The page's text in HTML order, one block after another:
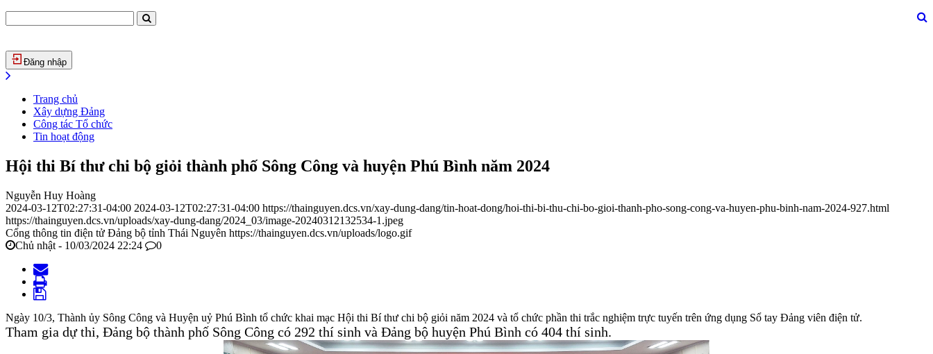
Đăng nhập
Trang chủ
Xây dựng Đảng
Công tác Tổ chức
Tin hoạt động
Hội thi Bí thư chi bộ giỏi thành phố Sông Công và huyện Phú Bình năm 2024
Nguyễn Huy Hoàng
2024-03-12T02:27:31-04:00 2024-03-12T02:27:31-04:00 https://thainguyen.dcs.vn/xay-dung-dang/tin-hoat-dong/hoi-thi-bi-thu-chi-bo-gioi-thanh-pho-song-cong-va-huyen-phu-binh-nam-2024-927.html
https://thainguyen.dcs.vn/uploads/xay-dung-dang/2024_03/image-20240312132534-1.jpeg
Cổng thông tin điện tử Đảng bộ tỉnh Thái Nguyên https://thainguyen.dcs.vn/uploads/logo.gif
Chủ nhật - 10/03/2024 22:24
0
Ngày 10/3, Thành ủy Sông Công và Huyện uỷ Phú Bình tổ chức khai mạc Hội thi Bí thư chi bộ giỏi năm 2024 và tổ chức phần thi trắc nghiệm trực tuyến trên ứng dụng Sổ tay Đảng viên điện tử.
Tham gia dự thi, Đảng bộ thành phố Sông Công có 292 thí sinh và Đảng bộ huyện Phú Bình có 404 thí sinh.